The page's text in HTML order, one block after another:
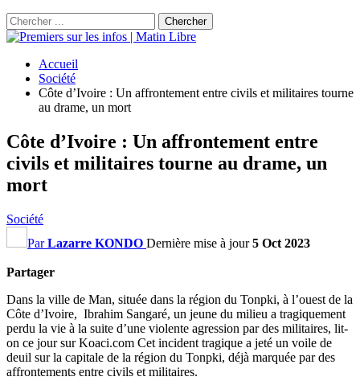
Accueil
Société
Côte d’Ivoire : Un affrontement entre civils et militaires tourne
au drame, un mort
Côte d’Ivoire : Un affrontement entre
civils et militaires tourne au drame, un
mort
Société
ParLazarre KONDO Dernière mise à jour5 Oct 2023
Partager
Dans la ville de Man, située dans la région du Tonpki, à l’ouest de la
Côte d’Ivoire, Ibrahim Sangaré, un jeune du milieu a tragiquement
perdu la vie à la suite d’une violente agression par des militaires, lit-
on ce jour sur Koaci.com Cet incident tragique a jeté un voile de
deuil sur la capitale de la région du Tonpki, déjà marquée par des
affrontements entre civils et militaires.